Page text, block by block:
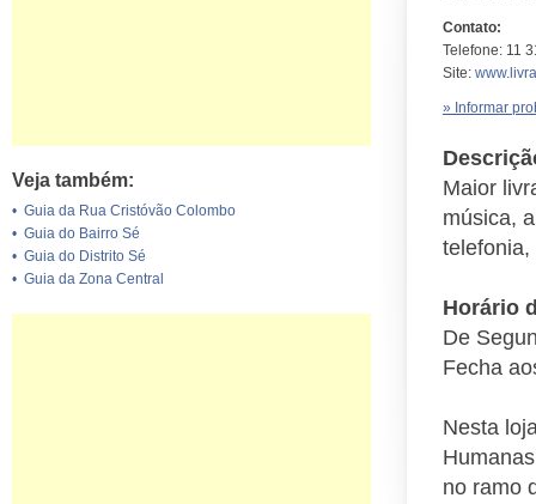
Veja também:
• Guia da Rua Cristóvão Colombo
• Guia do Bairro Sé
• Guia do Distrito Sé
• Guia da Zona Central
Contato:
Telefone: 11
Site:
» Informar
Maior
música,
telefonia,
Horário
De
Fecha
Nesta
no ramo